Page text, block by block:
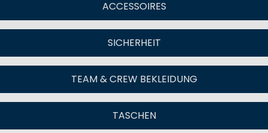
ACCESSOIRES
SICHERHEIT
TEAM & CREW BEKLEIDUNG
TASCHEN